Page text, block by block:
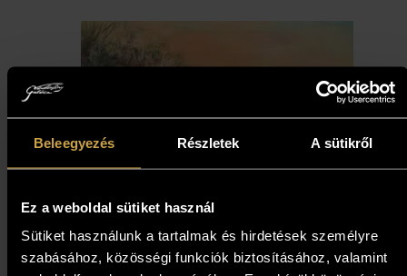
Beleegyezés Részletek A sütikről
Ez a weboldal sütiket használ
Sütiket használunk a tartalmak és hirdetések személyre
szabásához, közösségi funkciók biztosításához, valamint
Bottyán Marianna - Tél a